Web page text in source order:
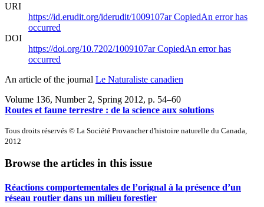
URI
https://id.erudit.org/iderudit/1009107arCopiedAn error has
occurred
DOI
https://doi.org/10.7202/1009107arCopiedAn error has
occurred
An article of the journal Le Naturaliste canadien
Volume 136, Number 2, Spring 2012, p. 54–60
Routes et faune terrestre : de la science aux solutions
Tous droits réservés © La Société Provancher d'histoire naturelle du Canada,
2012
Browse the articles in this issue
Réactions comportementales de l’orignal à la présence d’un
réseau routier dans un milieu forestier